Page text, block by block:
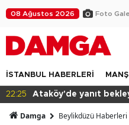
08 Ağustos 2026 Foto
İSTANBUL HABERLERİ
16:30 İBB Davası'nda tahliye
Damga Beylikdüzü Haberleri